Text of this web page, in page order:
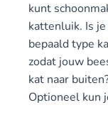
kunt
kattenluik. Is
bepaald type
zodat jouw
kat naar
Optioneel kun